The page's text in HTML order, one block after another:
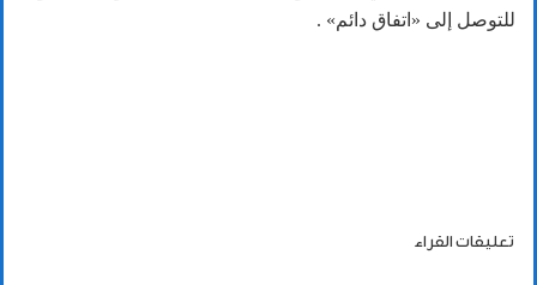
للتوصل إلى «اتفاق دائم» .
تعليقات القراء